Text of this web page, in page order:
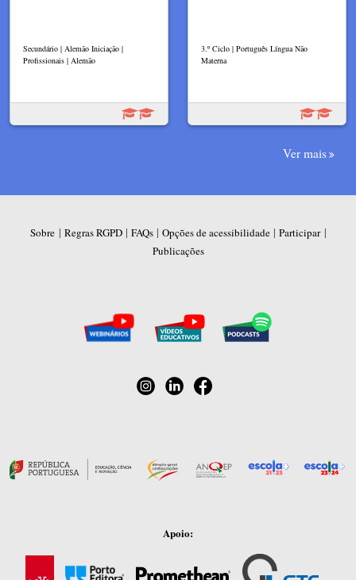
Secundário | Alemão Iniciação |
Profissionais | Alemão
3.º Ciclo | Português Língua Não
Materna
Ver mais
Sobre | Regras RGPD| FAQs| Opções de acessibilidade| Participar|
Publicações
Apoio: